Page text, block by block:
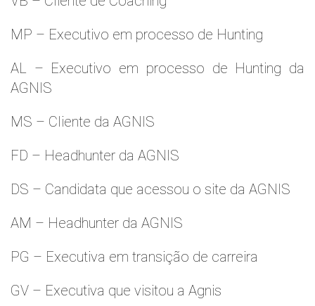
MP – Executivo em processo de Hunting
AL – Executivo em processo de Hunting da
AGNIS
MS – Cliente da AGNIS
FD – Headhunter da AGNIS
DS – Candidata que acessou o site da AGNIS
AM – Headhunter da AGNIS
PG – Executiva em transição de carreira
GV – Executiva que visitou a Agnis